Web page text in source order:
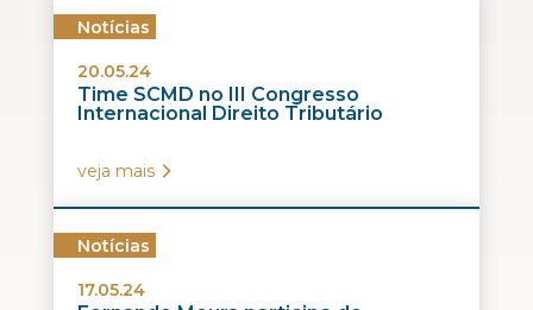
Notícias
20.05.24
Time SCMD no III Congresso
Internacional Direito Tributário
veja mais
Notícias
17.05.24